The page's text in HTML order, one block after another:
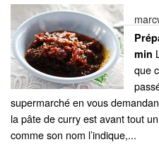
min
que
supermarché en vous
la pâte de curry est avant tout
comme son nom l’indique,...